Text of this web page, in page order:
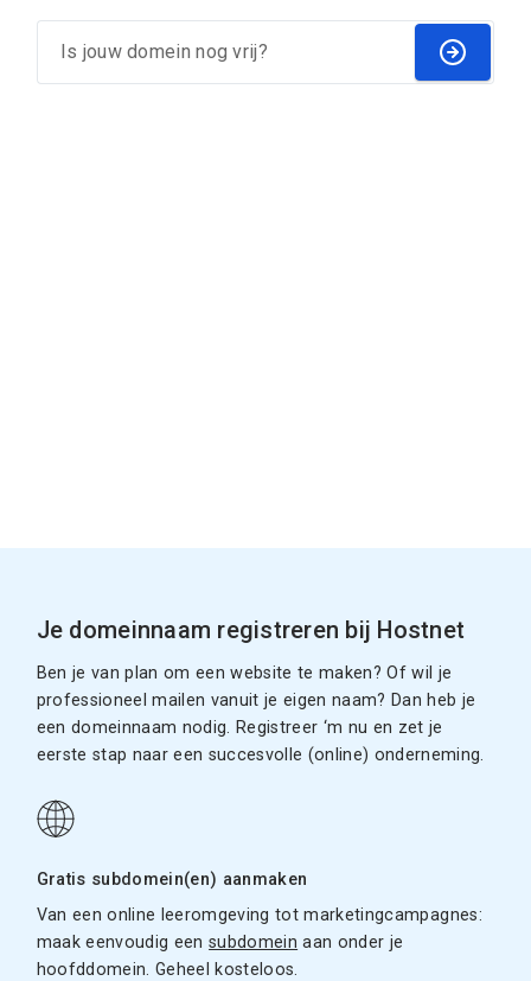
Je domeinnaam registreren bij Hostnet
Ben je van plan om een website te maken? Of wil je
professioneel mailen vanuit je eigen naam? Dan heb je
een domeinnaam nodig. Registreer ‘m nu en zet je
eerste stap naar een succesvolle (online) onderneming.
Gratis subdomein(en) aanmaken
Van een online leeromgeving tot marketingcampagnes:
maak eenvoudig eensubdomein aan onder je
hoofddomein. Geheel kosteloos.